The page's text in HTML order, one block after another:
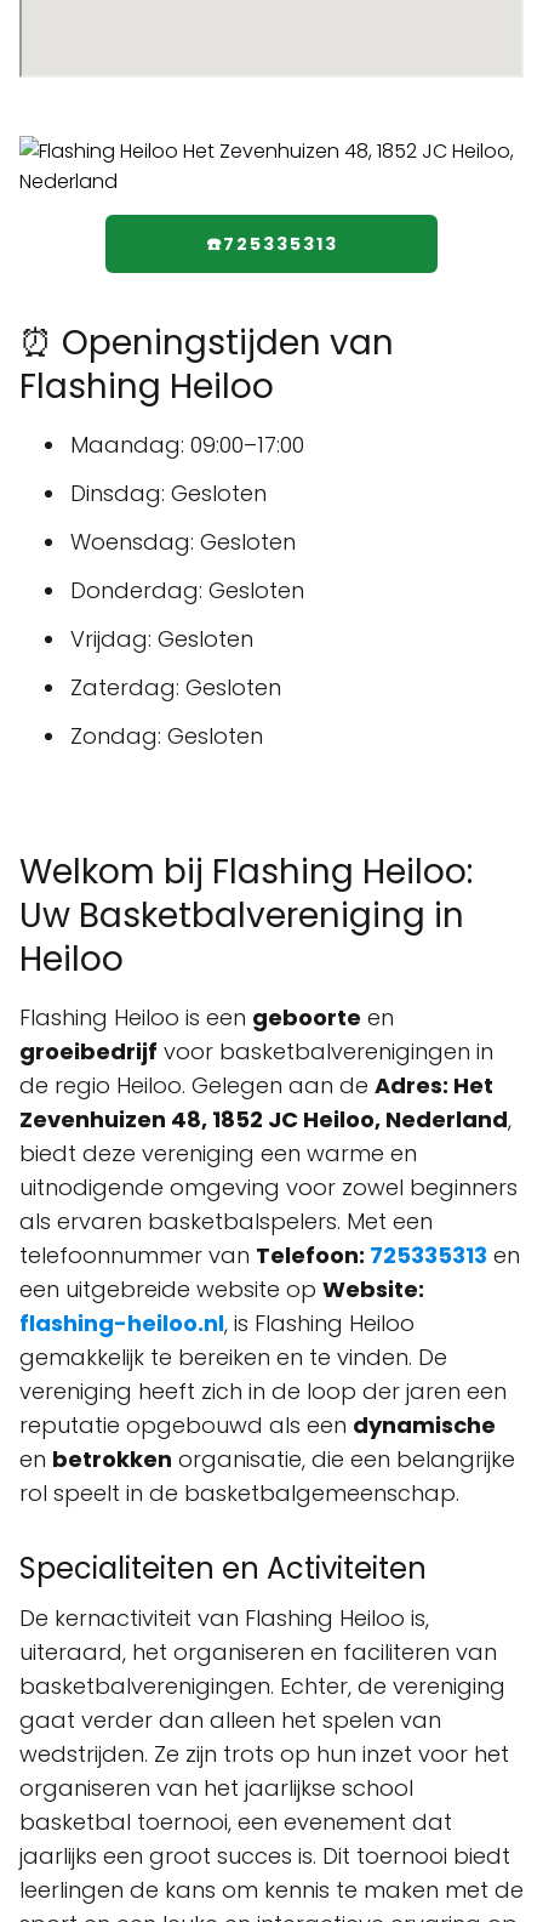
☎️725335313
⏰ Openingstijden van
Flashing Heiloo
Maandag: 09:00–17:00
Dinsdag: Gesloten
Woensdag: Gesloten
Donderdag: Gesloten
Vrijdag: Gesloten
Zaterdag: Gesloten
Zondag: Gesloten
Welkom bij Flashing Heiloo:
Uw Basketbalvereniging in
Heiloo
Flashing Heiloo is een geboorte en
groeibedrijf voor basketbalverenigingen in
de regio Heiloo. Gelegen aan de Adres: Het
Zevenhuizen 48, 1852 JC Heiloo, Nederland,
biedt deze vereniging een warme en
uitnodigende omgeving voor zowel beginners
als ervaren basketbalspelers. Met een
telefoonnummer van Telefoon: 725335313 en
een uitgebreide website op Website:
flashing-heiloo.nl, is Flashing Heiloo
gemakkelijk te bereiken en te vinden. De
vereniging heeft zich in de loop der jaren een
reputatie opgebouwd als een dynamische
en betrokken organisatie, die een belangrijke
rol speelt in de basketbalgemeenschap.
Specialiteiten en Activiteiten
De kernactiviteit van Flashing Heiloo is,
uiteraard, het organiseren en faciliteren van
basketbalverenigingen. Echter, de vereniging
gaat verder dan alleen het spelen van
wedstrijden. Ze zijn trots op hun inzet voor het
organiseren van het jaarlijkse school
basketbal toernooi, een evenement dat
jaarlijks een groot succes is. Dit toernooi biedt
leerlingen de kans om kennis te maken met de